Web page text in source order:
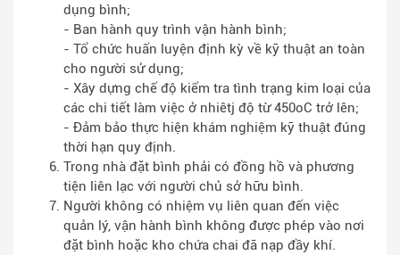
dụng bình;
- Ban hành quy trình vận hành bình;
- Tổ chức huấn luyện định kỳ về kỹ thuật an toàn
cho người sử dụng;
- Xây dựng chế độ kiểm tra tình trạng kim loại của
các chi tiết làm việc ở nhiêtj độ từ 450oC trở lên;
- Đảm bảo thực hiện khám nghiệm kỹ thuật đúng
thời hạn quy định.
Trong nhà đặt bình phải có đồng hồ và phương
tiện liên lạc với người chủ sở hữu bình.
Người không có nhiệm vụ liên quan đến việc
quản lý, vận hành bình không được phép vào nơi
đặt bình hoặc kho chứa chai đã nạp đầy khí.